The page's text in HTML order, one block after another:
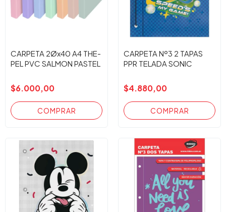
CARPETA 2Øx40 A4 THE-
PEL PVC SALMON PASTEL
$6.000,00
CARPETA Nº3 2 TAPAS
PPR TELADA SONIC
$4.880,00